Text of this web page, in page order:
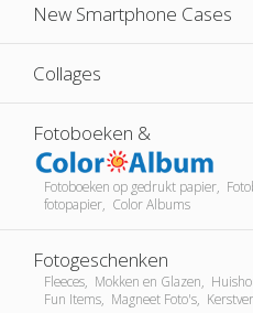
New Smartphone Cases
Collages
Fotoboeken &
Fotoboeken op gedrukt papier,
fotopapier, Color Albums
Fotogeschenken
Fleeces, Mokken en Glazen,
Fun Items, Magneet Foto's,